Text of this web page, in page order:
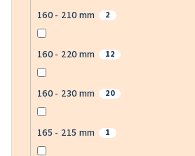
160 - 210 mm 2
160 - 220 mm 12
160 - 230 mm 20
165 - 215 mm 1